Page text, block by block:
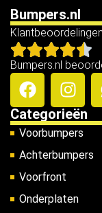
Bumpers.nl
Klantbeoordelingen
Bumpers.nl
Categorieën
Voorbumpers
Achterbumpers
Voorfront
Onderplaten